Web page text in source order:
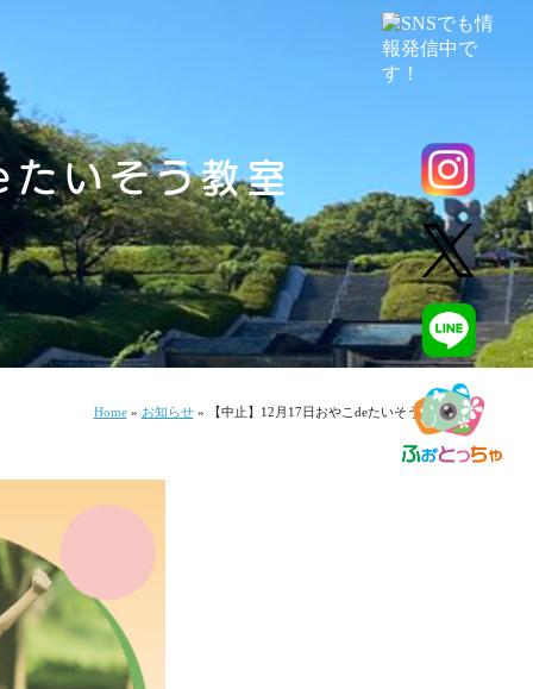
いそう教室
Home» お知らせ» 【中止】12月17日おやこdeたいそう教室